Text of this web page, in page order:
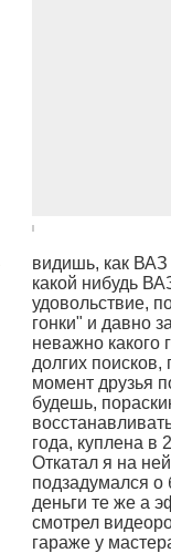
видишь, как ВАЗ
какой нибудь
удовольствие,
гонки" и давно
неважно какого
долгих
момент друзья
будешь,
года, куплена в
Откатал я на
подзадумался о
деньги те же а
смотрел
гараже у